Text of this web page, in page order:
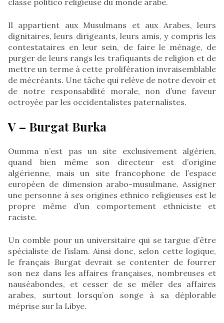
Il appartient aux Musulmans et aux Arabes, leurs
dignitaires, leurs dirigeants, leurs amis, y compris les
contestataires en leur sein, de faire le ménage, de
purger de leurs rangs les trafiquants de religion et de
mettre un terme à cette prolifération invraisemblable
de mécréants. Une tâche qui relève de notre devoir et
de notre responsabilité morale, non d’une faveur
octroyée par les occidentalistes paternalistes.
V – Burgat Burka
Oumma n’est pas un site exclusivement algérien,
quand bien même son directeur est d’origine
algérienne, mais un site francophone de l’espace
européen de dimension arabo-musulmane. Assigner
une personne à ses origines ethnico religieuses est le
propre même d’un comportement ethniciste et
raciste.
Un comble pour un universitaire qui se targue d’être
spécialiste de l’islam. Ainsi donc, selon cette logique,
le français Burgat devrait se contenter de fourrer
son nez dans les affaires françaises, nombreuses et
nauséabondes, et cesser de se mêler des affaires
arabes, surtout lorsqu’on songe à sa déplorable
méprise sur la Libye.